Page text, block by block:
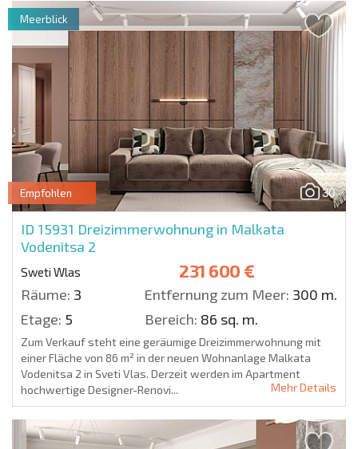
30
Empfohlen
ID 15931 Dreizimmerwohnung in Malkata
Vodenitsa 2
Sweti Wlas 231 600 €
Räume: 3 Entfernung zum Meer: 300 m.
Etage: 5 Bereich: 86 sq. m.
Meerblick
Zum Verkauf steht eine geräumige Dreizimmerwohnung mit
einer Fläche von 86 m² in der neuen Wohnanlage Malkata
Vodenitsa 2 in Sveti Vlas. Derzeit werden im Apartment
hochwertige Designer-Renovi...
Mehr Details